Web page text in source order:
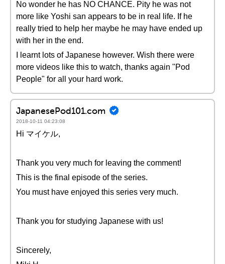
No wonder he has NO CHANCE. Pity he was not
more like Yoshi san appears to be in real life. If he
really tried to help her maybe he may have ended up
with her in the end.
I learnt lots of Japanese however. Wish there were
more videos like this to watch, thanks again "Pod
People" for all your hard work.
JapanesePod101.com
2018-10-11 04:23:08
Hi マイケル,
Thank you very much for leaving the comment!
This is the final episode of the series.
You must have enjoyed this series very much.
Thank you for studying Japanese with us!
Sincerely,